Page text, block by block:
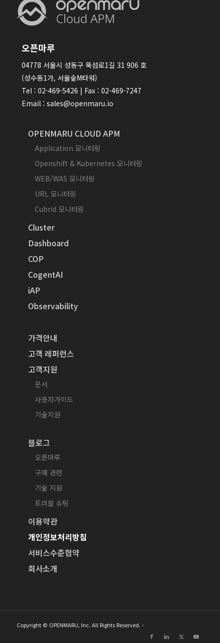
오픈마루
04778 서울시 성동구 뚝섬로1길 31 906 호
(성수동1가, 서울숲M타워)
Tel : 02-469-5426 | Fax : 02-469-7247
Email : sales@openmaru.io
OPENMARU CLOUD APM
Application 모니터링
Openshift & Kubernetes 모니터링
WEB/WAS 모니터링
URL 모니터링
Cubrid 모니터링
Cluster
Dashboard
COP
CogentAI
iAP
Observability
가격안내
고객 레퍼런스
고객지원
문서
사용자가이드
기술지원
블로그
오픈마루
구매 관련
기술 지원
트러블 슈팅
이용약관
개인정보처리방침
서비스수준협약
회사소개
Copyright © OPENMARU, Inc. All Rights Reserved. -